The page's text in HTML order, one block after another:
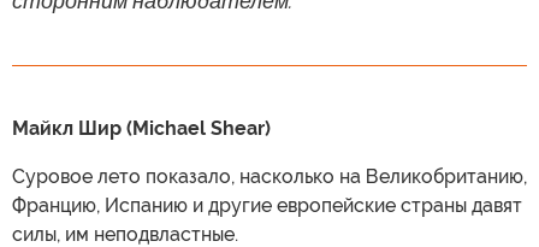
Майкл Шир (Michael Shear)
Суровое лето показало, насколько на Великобританию,
Францию, Испанию и другие европейские страны давят
силы, им неподвластные.